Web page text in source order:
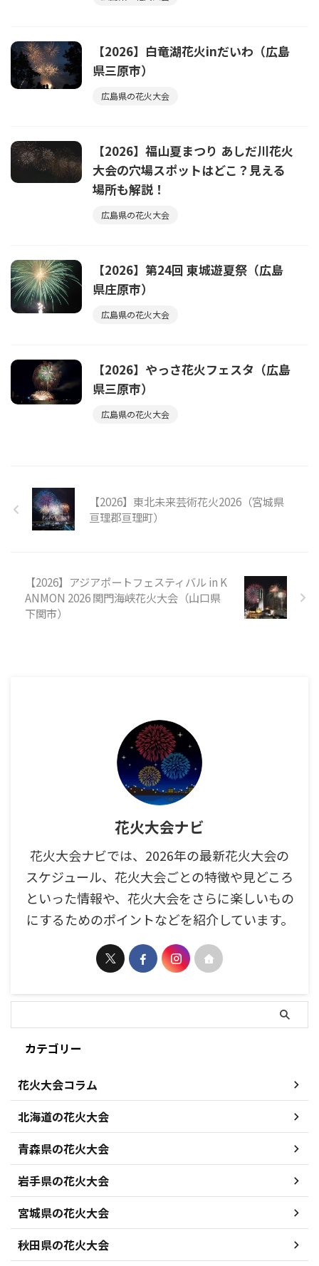
【2026】白竜湖花火inだいわ（広島
県三原市）
広島県の花火大会
【2026】福山夏まつり あしだ川花火
大会の穴場スポットはどこ？見える
場所も解説！
広島県の花火大会
【2026】第24回 東城遊夏祭（広島
県庄原市）
広島県の花火大会
【2026】やっさ花火フェスタ（広島
県三原市）
広島県の花火大会
【2026】東北未来芸術花火2026（宮城県
亘理郡亘理町）
【2026】アジアポートフェスティバル in K
ANMON 2026 関門海峡花火大会（山口県
下関市）
花火大会ナビ
花火大会ナビでは、2026年の最新花火大会の
スケジュール、花火大会ごとの特徴や見どころ
といった情報や、花火大会をさらに楽しいもの
にするためのポイントなどを紹介しています。
カテゴリー
花火大会コラム
北海道の花火大会
青森県の花火大会
岩手県の花火大会
宮城県の花火大会
秋田県の花火大会